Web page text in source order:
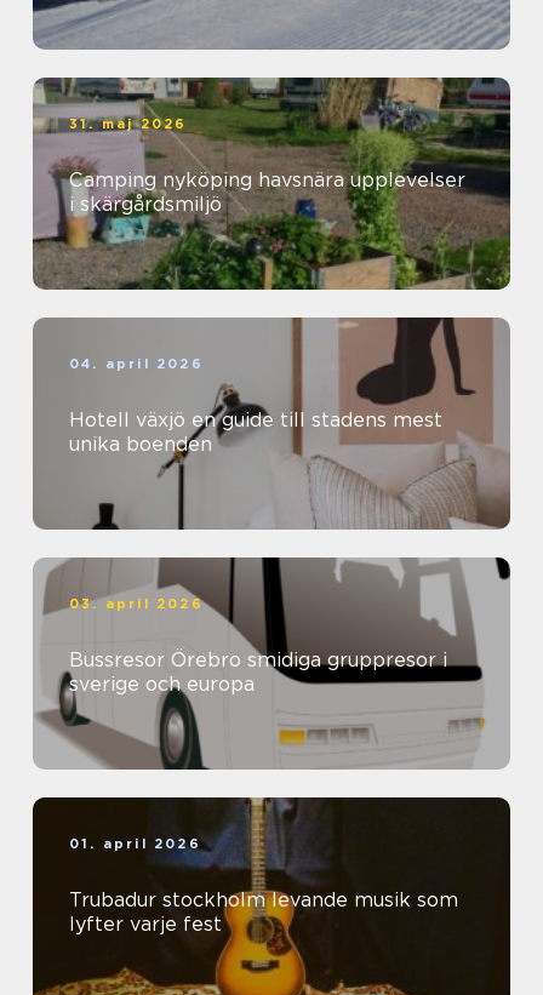
31. maj 2026
Camping nyköping havsnära upplevelser
i skärgårdsmiljö
04. april 2026
Hotell växjö en guide till stadens mest
unika boenden
03. april 2026
Bussresor Örebro smidiga gruppresor i
sverige och europa
01. april 2026
Trubadur stockholm levande musik som
lyfter varje fest